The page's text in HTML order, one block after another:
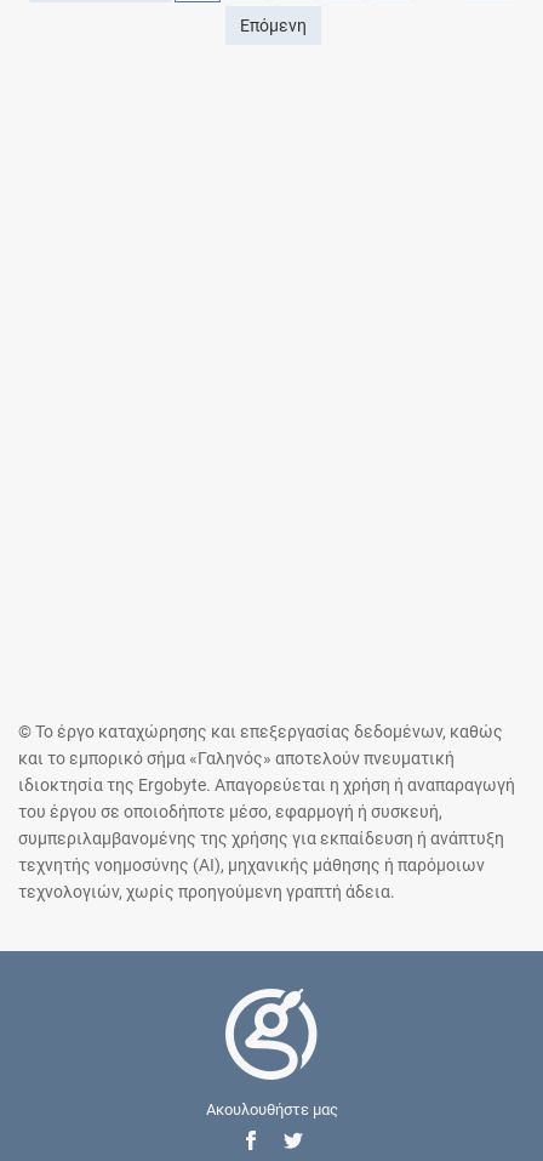
Επόμενη
© Το έργο καταχώρησης και επεξεργασίας δεδομένων, καθώς
και το εμπορικό σήμα «Γαληνός» αποτελούν πνευματική
ιδιοκτησία της Ergobyte. Απαγορεύεται η χρήση ή αναπαραγωγή
του έργου σε οποιοδήποτε μέσο, εφαρμογή ή συσκευή,
συμπεριλαμβανομένης της χρήσης για εκπαίδευση ή ανάπτυξη
τεχνητής νοημοσύνης (AI), μηχανικής μάθησης ή παρόμοιων
τεχνολογιών, χωρίς προηγούμενη γραπτή άδεια.
Ακουλουθήστε μας